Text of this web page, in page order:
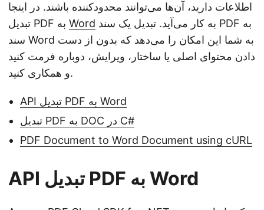
اطلاعات دارید، آن‌ها می‌توانند محدودکننده باشند. در اینجا
Word
سند Word به شما این امکان را می‌دهد که بدون از دست
دادن محتوای اصلی یا ساختار، ویرایش، دوباره فرمت کنید
و همکاری کنید.
API تبدیل PDF به Word
تبدیل PDF به DOC در C#
PDF Document to Word Document using cURL
API تبدیل PDF به Word